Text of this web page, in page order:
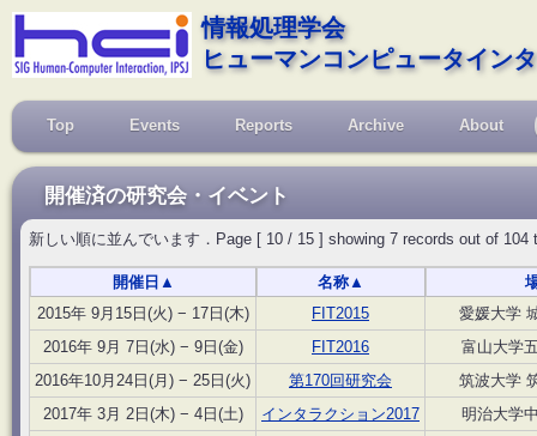
情報処理学会
ヒューマンコンピュータイン
Top Events Reports Archive About
開催済の研究会・イベント
新しい順に並んでいます．Page [ 10 / 15 ] showing 7 records out of
開催日 ▲ 名称 ▲
2015年 9月15日(火) − 17日(木)
FIT2015
愛媛大学
2016年 9月 7日(水) − 9日(金)
FIT2016
富山大学
2016年10月24日(月) − 25日(火)
第170回研究会
筑波大学
2017年 3月 2日(木) − 4日(土)
インタラクション2017
明治大学